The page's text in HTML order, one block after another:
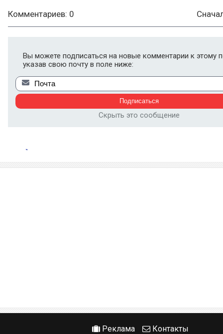
Комментариев: 0
Вы можете подписаться на новые комментарии к этому
указав свою почту в поле ниже:
Скрыть это сообщение
Реклама Контакты